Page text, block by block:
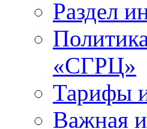
Раздел
«СГРЦ»
Тарифы
Важная